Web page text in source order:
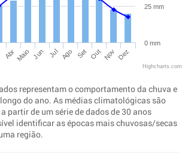
Abr Maio Jun Jul Ago Set Out Nov Dez
0 mm
25 mm
Highcharts.com
representam o comportamento da chuva e
do ano. As médias climatológicas são
partir de um série de dados de 30 anos
identificar as épocas mais chuvosas/secas
região.